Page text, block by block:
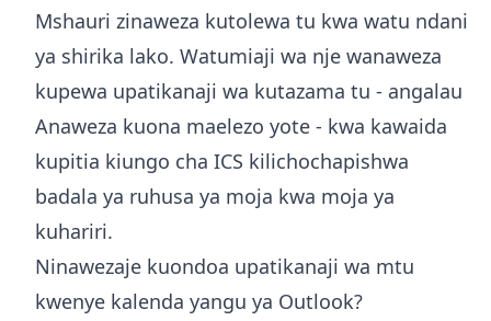
Mshauri zinaweza kutolewa tu kwa watu ndani
ya shirika lako. Watumiaji wa nje wanaweza
kupewa upatikanaji wa kutazama tu - angalau
Anaweza kuona maelezo yote - kwa kawaida
kupitia kiungo cha ICS kilichochapishwa
badala ya ruhusa ya moja kwa moja ya
kuhariri.
Ninawezaje kuondoa upatikanaji wa mtu
kwenye kalenda yangu ya Outlook?